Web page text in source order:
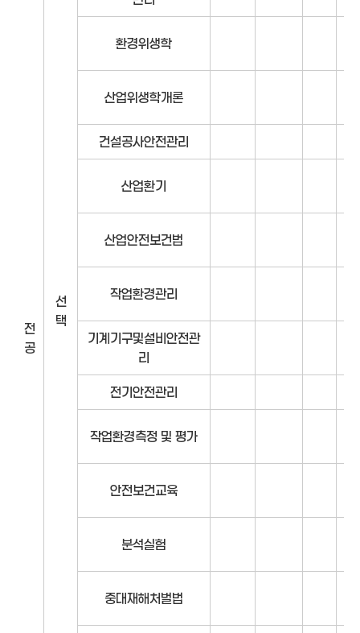
전
공
선
택
환경위생학
산업위생학개론
건설공사안전관리
산업환기
산업안전보건법
작업환경관리
기계기구및설비안전관
리
전기안전관리
작업환경측정 및 평가
안전보건교육
분석실험
중대재해처벌법